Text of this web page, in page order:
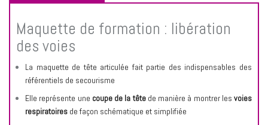
Maquette de formation : libération
des voies
La maquette de tête articulée fait partie des indispensables des
référentiels de secourisme
Elle représente une coupe de la têtede manière à montrer les voies
respiratoires de façon schématique et simplifiée